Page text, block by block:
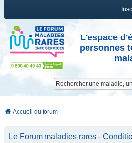
L'espace
personnes
Accueil du forum
Le Forum maladies rares -